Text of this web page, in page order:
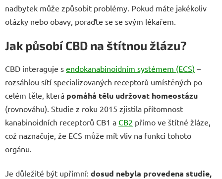
nadbytek může způsobit problémy. Pokud máte jakékoliv
otázky nebo obavy, poraďte se se svým lékařem.
Jak působí CBD na štítnou žlázu?
CBD interaguje s endokanabinoidním systémem (ECS) –
rozsáhlou sítí specializovaných receptorů umístěných po
celém těle, která pomáhá tělu udržovat homeostázu
(rovnováhu). Studie z roku 2015 zjistila přítomnost
kanabinoidních receptorů CB1 a CB2 přímo ve štítné žláze,
což naznačuje, že ECS může mít vliv na funkci tohoto
orgánu.
Je důležité být upřímní: dosud nebyla provedena studie,